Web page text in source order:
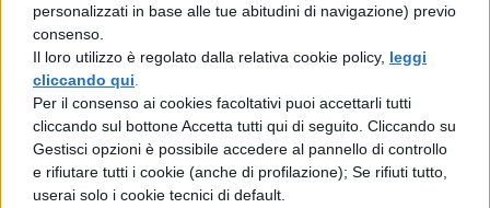
personalizzati in base alle tue abitudini di navigazione) previo
consenso.
Il loro utilizzo è regolato dalla relativa cookie policy, leggi
cliccando qui
Per il consenso ai cookies facoltativi puoi accettarli tutti
cliccando sul bottone Accetta tutti qui di seguito. Cliccando su
Gestisci opzioni è possibile accedere al pannello di controllo
e rifiutare tutti i cookie (anche di profilazione); Se rifiuti tutto,
userai solo i cookie tecnici di default.
scioglimento della saga emotiva di
Ted, Robin e Barney: il primo perde
velocemente la moglie solo per poter
tornare dalla seconda, la sua eterna
fiamma, mentre il playboy ravveduto
dapprima ritorna a essere un seduttore,